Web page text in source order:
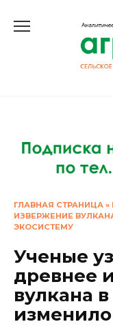
ГЛАВНАЯ СТРАНИЦА »
ИЗВЕРЖЕНИЕ
ЭКОСИСТЕМУ
Ученые
древнее
вулкана